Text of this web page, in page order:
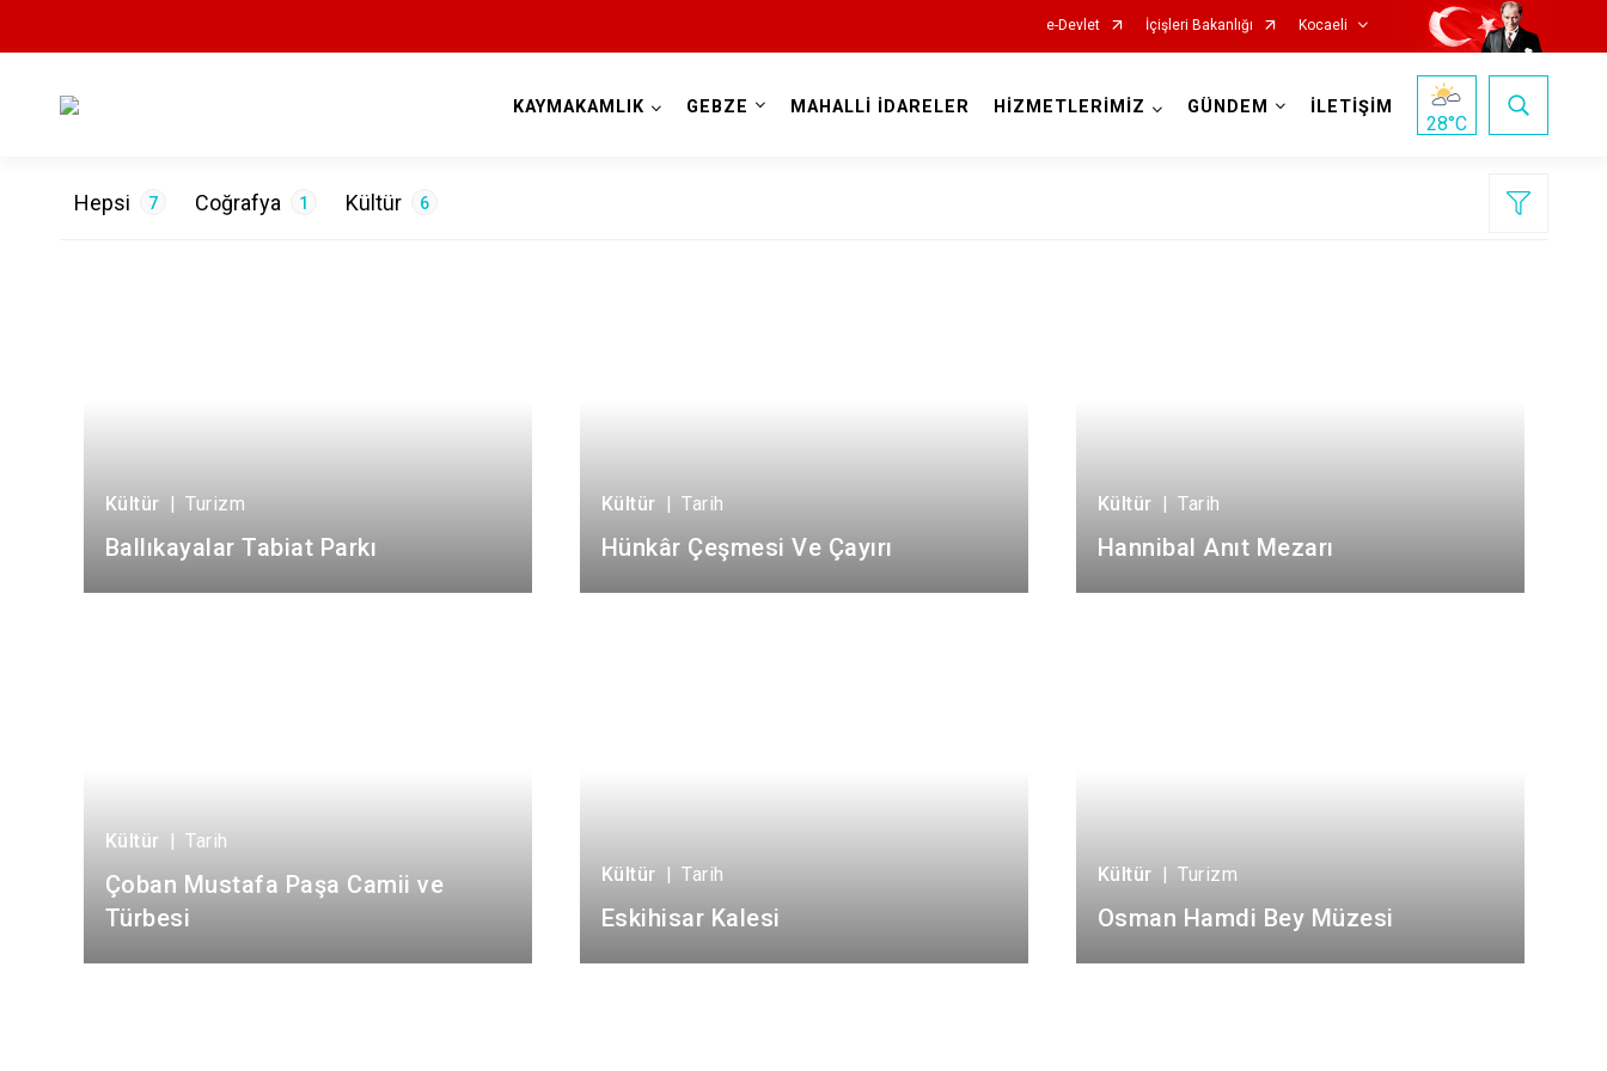
e-Devlet İçişleri Bakanlığı Kocaeli
Derince
İzmit
Kartepe
KAYMAKAMLIK GEBZE MAHALLİ İDARELER HİZMETLERİMİZ GÜNDEM İLETİŞİM
28°C
Hepsi 7 Coğrafya 1 Kültür 6
Kültür | Turizm
Ballıkayalar Tabiat Parkı
Kültür | Tarih
Hünkâr Çeşmesi Ve Çayırı
Kültür | Tarih
Hannibal Anıt Mezarı
Kültür | Tarih
Çoban Mustafa Paşa Camii ve
Türbesi
Kültür | Tarih
Eskihisar Kalesi
Kültür | Turizm
Osman Hamdi Bey Müzesi